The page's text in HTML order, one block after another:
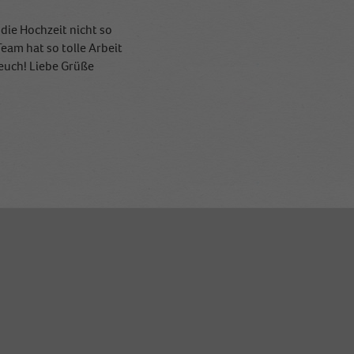
Hochzeit nicht so
hat so tolle Arbeit
Liebe Grüße